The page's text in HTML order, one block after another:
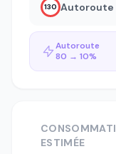
130 Autoroute
Autoroute
80 → 10%
ESTIMÉE